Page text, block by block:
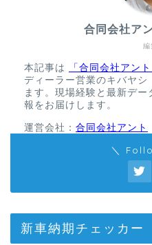
編
合同会社ア
本記事は 「合同会社アン
ディーラー営業のキバヤ
ます。現場経験と最新デ
報をお届けします。
運営会社： 合同会社アント
＼
新車納期チェッカー